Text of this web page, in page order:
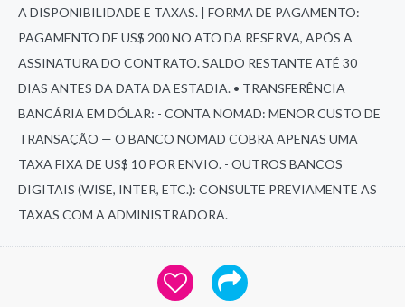
A DISPONIBILIDADE E TAXAS. | FORMA DE PAGAMENTO:
PAGAMENTO DE US$ 200 NO ATO DA RESERVA, APÓS A
ASSINATURA DO CONTRATO. SALDO RESTANTE ATÉ 30
DIAS ANTES DA DATA DA ESTADIA. • TRANSFERÊNCIA
BANCÁRIA EM DÓLAR: - CONTA NOMAD: MENOR CUSTO DE
TRANSAÇÃO — O BANCO NOMAD COBRA APENAS UMA
TAXA FIXA DE US$ 10 POR ENVIO. - OUTROS BANCOS
DIGITAIS (WISE, INTER, ETC.): CONSULTE PREVIAMENTE AS
TAXAS COM A ADMINISTRADORA.